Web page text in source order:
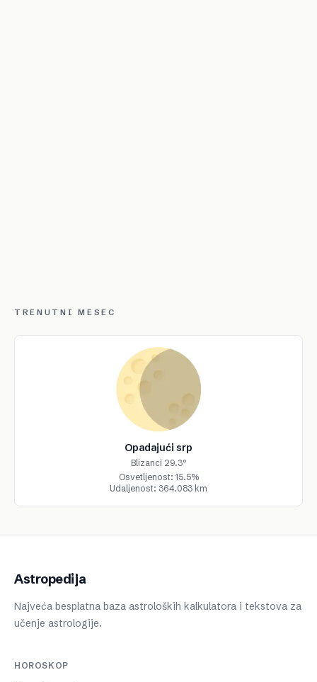
TRENUTNI MESEC
Opadajući srp
Blizanci 29.3°
Osvetljenost: 15.5%
Udaljenost: 364.083 km
Astropedija
Najveća besplatna baza astroloških kalkulatora i tekstova za
učenje astrologije.
HOROSKOP